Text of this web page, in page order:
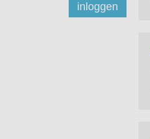
inloggen